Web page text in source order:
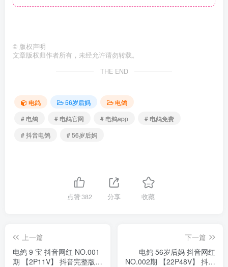
© 版权声明
文章版权归作者所有，未经允许请勿转载。
THE END
电鸽 56岁后妈
电鸽
# 电鸽
# 电鸽官网 # 电鸽app
# 电鸽免费
# 抖音电鸽
# 56岁后妈
点赞382 分享 收藏
上一篇
电鸽 9 宝 抖音网红 NO.001
期 【2P11V】 抖音完整版合
下一篇
电鸽 56岁后妈 抖音网红
NO.002期 【22P48V】 抖音